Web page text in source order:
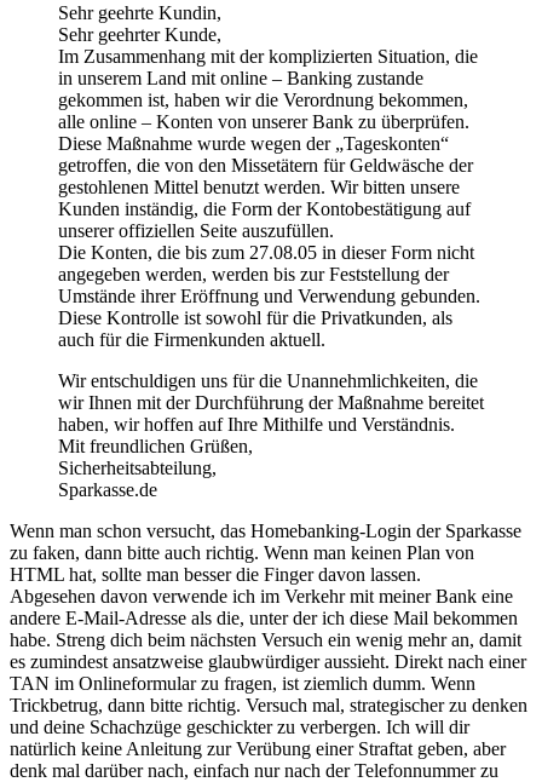
Sehr geehrte Kundin,
Sehr geehrter Kunde,
Im Zusammenhang mit der komplizierten Situation, die
in unserem Land mit online – Banking zustande
gekommen ist, haben wir die Verordnung bekommen,
alle online – Konten von unserer Bank zu überprüfen.
Diese Maßnahme wurde wegen der „Tageskonten“
getroffen, die von den Missetätern für Geldwäsche der
gestohlenen Mittel benutzt werden. Wir bitten unsere
Kunden inständig, die Form der Kontobestätigung auf
unserer offiziellen Seite auszufüllen.
Die Konten, die bis zum 27.08.05 in dieser Form nicht
angegeben werden, werden bis zur Feststellung der
Umstände ihrer Eröffnung und Verwendung gebunden.
Diese Kontrolle ist sowohl für die Privatkunden, als
auch für die Firmenkunden aktuell.
Wir entschuldigen uns für die Unannehmlichkeiten, die
wir Ihnen mit der Durchführung der Maßnahme bereitet
haben, wir hoffen auf Ihre Mithilfe und Verständnis.
Mit freundlichen Grüßen,
Sicherheitsabteilung,
Sparkasse.de
Wenn man schon versucht, das Homebanking-Login der Sparkasse
zu faken, dann bitte auch richtig. Wenn man keinen Plan von
HTML hat, sollte man besser die Finger davon lassen.
Abgesehen davon verwende ich im Verkehr mit meiner Bank eine
andere E-Mail-Adresse als die, unter der ich diese Mail bekommen
habe. Streng dich beim nächsten Versuch ein wenig mehr an, damit
es zumindest ansatzweise glaubwürdiger aussieht. Direkt nach einer
TAN im Onlineformular zu fragen, ist ziemlich dumm. Wenn
Trickbetrug, dann bitte richtig. Versuch mal, strategischer zu denken
und deine Schachzüge geschickter zu verbergen. Ich will dir
natürlich keine Anleitung zur Verübung einer Straftat geben, aber
denk mal darüber nach, einfach nur nach der Telefonnummer zu